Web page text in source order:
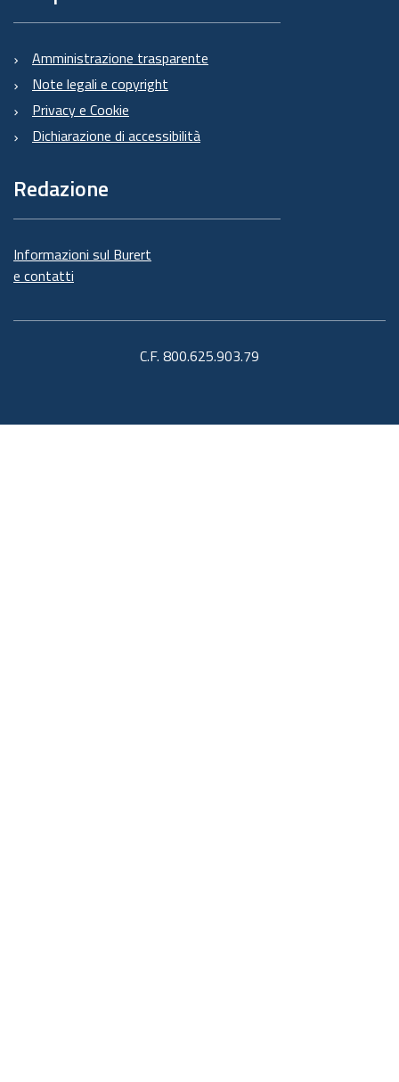
Amministrazione trasparente
Note legali e copyright
Privacy e Cookie
Dichiarazione di accessibilità
Redazione
Informazioni sul Burert
e contatti
C.F. 800.625.903.79